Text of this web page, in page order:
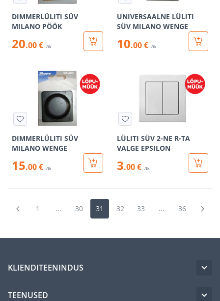
DIMMERLÜLITI SÜV
MILANO PÖÖK
20.00 € /tk
UNIVERSAALNE LÜLITI
SÜV MILANO WENGE
10.00 € /tk
DIMMERLÜLITI SÜV
MILANO WENGE
15.00 € /tk
LÜLITI SÜV 2-NE R-TA
VALGE EPSILON
3.00 € /tk
1 ... 30 31 32 33 ... 36
KLIENDITEENINDUS
TEENUSED